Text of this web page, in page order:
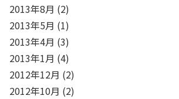
2013年8月 (2)
2013年5月 (1)
2013年4月 (3)
2013年1月 (4)
2012年12月 (2)
2012年10月 (2)